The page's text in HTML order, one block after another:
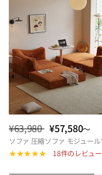
¥63,980 ¥57,580～
18件のレビュー